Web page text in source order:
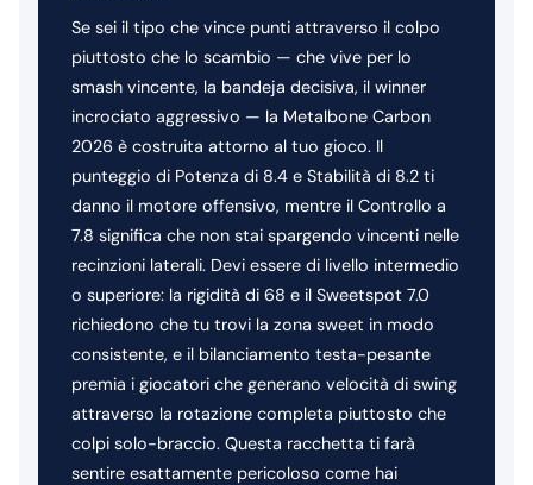
Se sei il tipo che vince punti attraverso il colpo
piuttosto che lo scambio — che vive per lo
smash vincente, la bandeja decisiva, il winner
incrociato aggressivo — la Metalbone Carbon
2026 è costruita attorno al tuo gioco. Il
punteggio di Potenza di 8.4 e Stabilità di 8.2 ti
danno il motore offensivo, mentre il Controllo a
7.8 significa che non stai spargendo vincenti nelle
recinzioni laterali. Devi essere di livello intermedio
o superiore: la rigidità di 68 e il Sweetspot 7.0
richiedono che tu trovi la zona sweet in modo
consistente, e il bilanciamento testa-pesante
premia i giocatori che generano velocità di swing
attraverso la rotazione completa piuttosto che
colpi solo-braccio. Questa racchetta ti farà
sentire esattamente pericoloso come hai